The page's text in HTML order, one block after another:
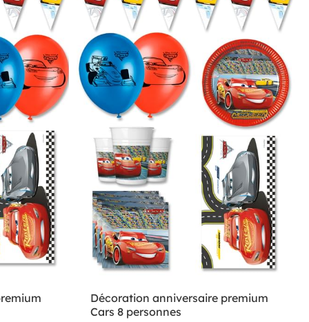
Décoration anniversaire premium
Cars 8 personnes